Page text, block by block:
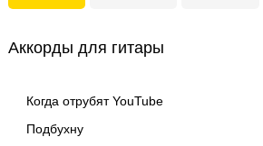
Аккорды для гитары
Когда отрубят YouTube
Подбухну